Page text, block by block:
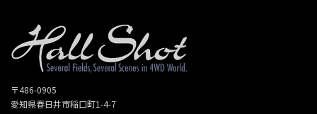
〒486-0905
愛知県春日井市稲口町1-4-7